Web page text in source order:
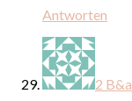
Antworten
2